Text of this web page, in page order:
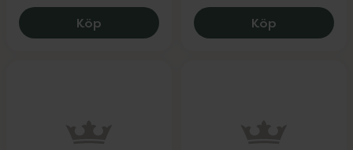
Köp Neutrogena Grape Moisturiser, 63 kr.
Köp